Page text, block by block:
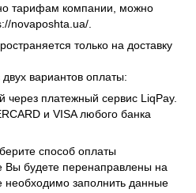
тарифам компании, можно
novaposhta.ua/.
только на доставку
вариантов оплаты:
через платежный сервис LiqPay.
и VISA любого банка
способ оплаты
Вы будете перенаправлены на
необходимо заполнить данные